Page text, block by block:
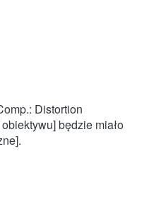
Distortion
będzie miało